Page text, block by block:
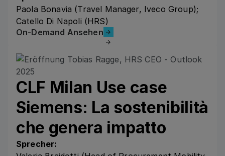
Paola Bonavia (Travel Manager, Iveco Group);
Catello Di Napoli (HRS)
On-Demand Ansehen
On-Demand Ansehen
CLF Milan Use case
Siemens: La sostenibilità
che genera impatto
Sprecher: